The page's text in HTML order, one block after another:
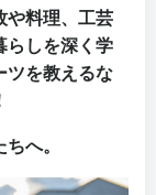
や料理、工芸
らしを深く学
ツを教えるな
へ。